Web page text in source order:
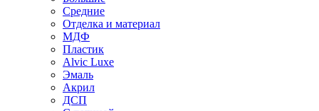
Средние
Отделка и материал
МДФ
Пластик
Alvic Luxe
Эмаль
Акрил
ДСП